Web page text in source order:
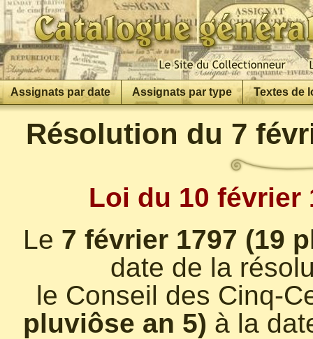
Assignats par date Assignats par type Textes de
Résolution du 7
Loi du 10 février
Le 7 février 1797 (19
date de la
le Conseil des Cinq-
pluviôse an 5) à la